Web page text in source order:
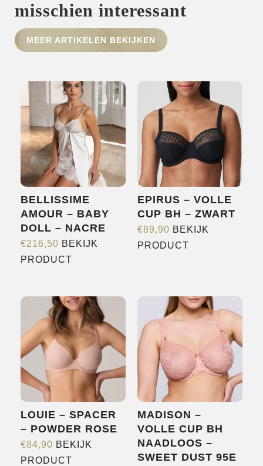
HOME
OVER ONS
MERKEN
NIEUWS
CONTACT
misschien interessant
MEER ARTIKELEN BEKIJKEN
BELLISSIME
AMOUR – BABY
DOLL – NACRE
€216,50 BEKIJK
PRODUCT
meerdere
variaties.
Deze
optie
kan
gekozen
worden
op
de
productpagina
EPIRUS – VOLLE
CUP BH – ZWART
€89,90 BEKIJK
PRODUCT
variaties.
Deze
optie
kan
gekozen
worden
op
de
productpagina
LOUIE – SPACER
– POWDER ROSE
€84,90 BEKIJK
PRODUCT
MADISON –
VOLLE CUP BH
NAADLOOS –
SWEET DUST 95E